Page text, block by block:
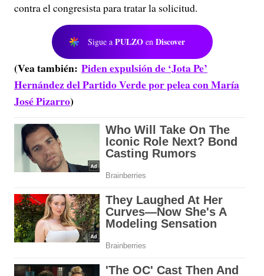
contra el congresista para tratar la solicitud.
Sigue a PULZO en Discover
(Vea también: Piden expulsión de ‘Jota Pe’
Hernández del Partido Verde por pelea con María
José Pizarro)